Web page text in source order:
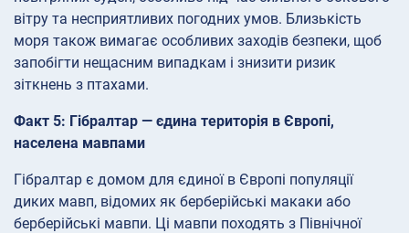
вітру та несприятливих погодних умов. Близькість
моря також вимагає особливих заходів безпеки, щоб
запобігти нещасним випадкам і знизити ризик
зіткнень з птахами.
Факт 5: Гібралтар — єдина територія в Європі,
населена мавпами
Гібралтар є домом для єдиної в Європі популяції
диких мавп, відомих як берберійські макаки або
берберійські мавпи. Ці мавпи походять з Північної